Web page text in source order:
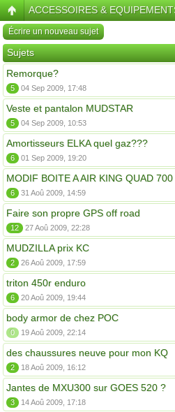
ACCESSOIRES &
Écrire un nouveau sujet
Sujets
Remorque?
5 04 Sep 2009, 17:48
Veste et pantalon MUDSTAR
5 04 Sep 2009, 10:53
Amortisseurs ELKA quel gaz???
6 01 Sep 2009, 19:20
MODIF BOITE A AIR KING QUAD
6 31 Aoû 2009, 14:59
Faire son propre GPS off road
12 27 Aoû 2009, 22:28
MUDZILLA prix KC
2 26 Aoû 2009, 17:59
triton 450r enduro
6 20 Aoû 2009, 19:44
body armor de chez POC
0 19 Aoû 2009, 22:14
des chaussures neuve pour mon KQ
2 18 Aoû 2009, 16:12
Jantes de MXU300 sur GOES 520 ?
3 14 Aoû 2009, 17:18